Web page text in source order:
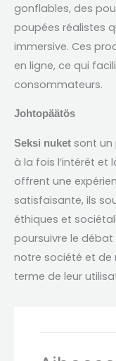
gonflables, des
poupées réalistes
immersive. Ces
en ligne, ce qui
consommateurs.
Johtopäätös
Seksi nuket sont un
à la fois l’intérêt et
offrent une
satisfaisante, ils
éthiques et
poursuivre le
notre société et de
terme de leur